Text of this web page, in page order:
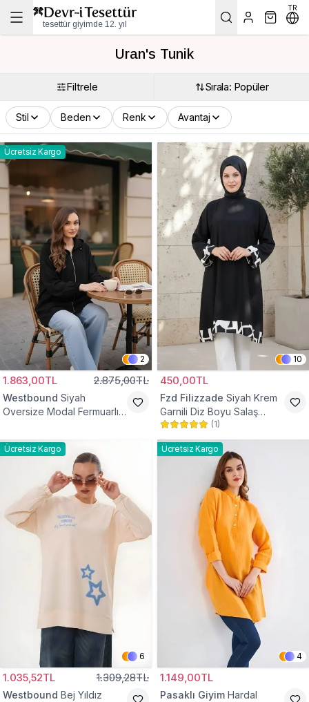
tesettür giyimde 12. yıl
TR
Uran's Tunik
Filtrele Sırala: Popüler
Stil Beden Renk Avantaj
Ücretsiz Kargo
2
1.863,00TL 2.875,00TL
Westbound Siyah
Oversize Modal Fermuarlı
10
450,00TL
Fzd Filizzade Siyah Krem
Garnili Diz Boyu Salaş
Tunik
(1)
Ücretsiz Kargo
6
1.035,52TL 1.309,28TL
Westbound Bej Yıldız
Ücretsiz Kargo
4
1.149,00TL
Pasaklı Giyim Hardal